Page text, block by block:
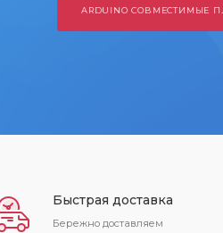
ARDUINO СОВМЕСТИМЫЕ
Быстрая доставка
Бережно доставляем